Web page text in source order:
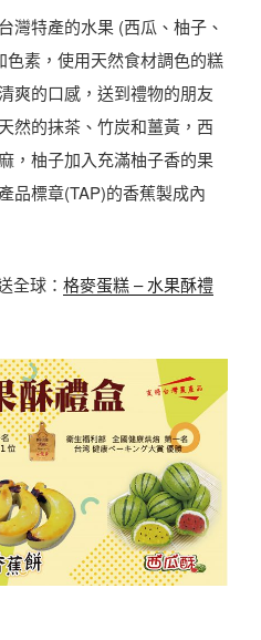
灣特產的水果 (西瓜、柚子、
素，使用天然食材調色的糕
爽的口感，送到禮物的朋友
然的抹茶、竹炭和薑黃，西
，柚子加入充滿柚子香的果
品標章(TAP)的香蕉製成內
全球： 格麥蛋糕 – 水果酥禮